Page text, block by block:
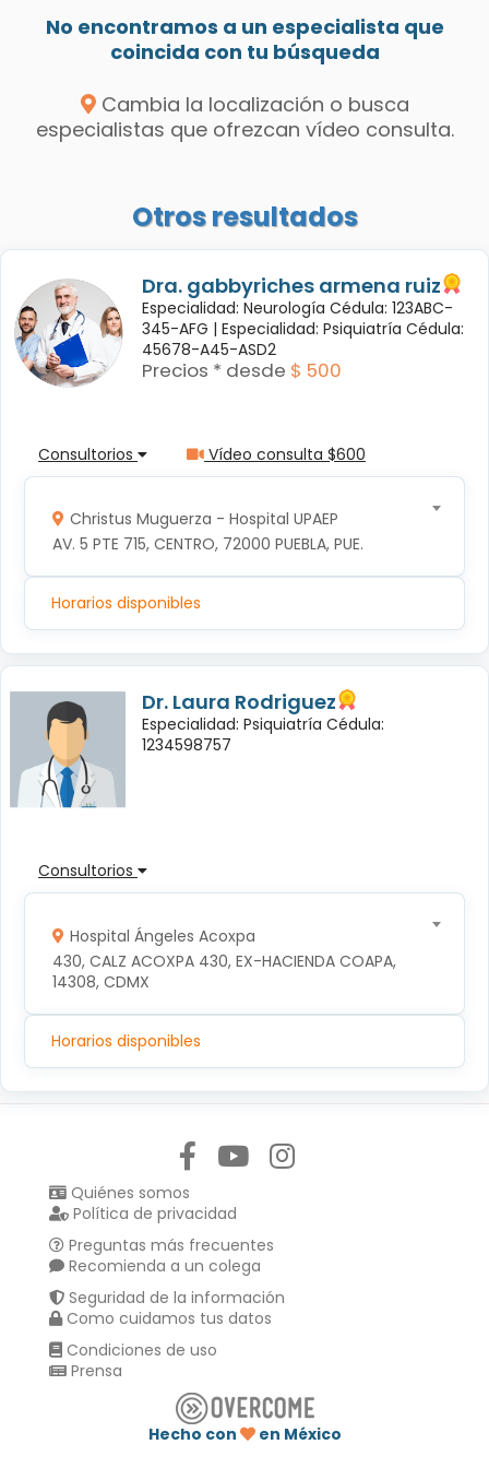
No encontramos a un especialista que
coincida con tu búsqueda
Cambia la localización o busca
especialistas que ofrezcan vídeo consulta.
Otros resultados
Dra. gabbyriches armena ruiz
Especialidad: Neurología Cédula: 123ABC-
345-AFG | Especialidad: Psiquiatría Cédula:
45678-A45-ASD2
Precios * desde $ 500
Consultorios Vídeo consulta $600
Christus Muguerza - Hospital UPAEP
AV. 5 PTE 715, CENTRO, 72000 PUEBLA, PUE.
Horarios disponibles
Dr. Laura Rodriguez
Especialidad: Psiquiatría Cédula:
1234598757
Consultorios
Hospital Ángeles Acoxpa
430, CALZ ACOXPA 430, EX-HACIENDA COAPA,
14308, CDMX
Horarios disponibles
Quiénes somos
Política de privacidad
Preguntas más frecuentes
Recomienda a un colega
Seguridad de la información
Como cuidamos tus datos
Condiciones de uso
Prensa
Hecho con
en México